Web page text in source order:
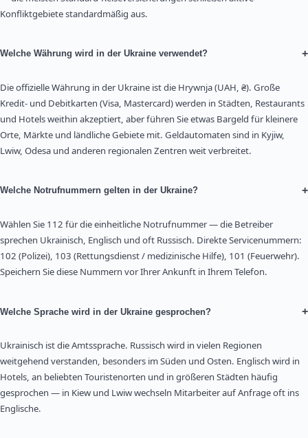
Konfliktgebiete standardmäßig aus.
Welche Währung wird in der Ukraine verwendet? +
Die offizielle Währung in der Ukraine ist die Hrywnja (UAH, ₴). Große
Kredit- und Debitkarten (Visa, Mastercard) werden in Städten, Restaurants
und Hotels weithin akzeptiert, aber führen Sie etwas Bargeld für kleinere
Orte, Märkte und ländliche Gebiete mit. Geldautomaten sind in Kyjiw,
Lwiw, Odesa und anderen regionalen Zentren weit verbreitet.
Welche Notrufnummern gelten in der Ukraine? +
Wählen Sie 112 für die einheitliche Notrufnummer — die Betreiber
sprechen Ukrainisch, Englisch und oft Russisch. Direkte Servicenummern:
102 (Polizei), 103 (Rettungsdienst / medizinische Hilfe), 101 (Feuerwehr).
Speichern Sie diese Nummern vor Ihrer Ankunft in Ihrem Telefon.
Welche Sprache wird in der Ukraine gesprochen? +
Ukrainisch ist die Amtssprache. Russisch wird in vielen Regionen
weitgehend verstanden, besonders im Süden und Osten. Englisch wird in
Hotels, an beliebten Touristenorten und in größeren Städten häufig
gesprochen — in Kiew und Lwiw wechseln Mitarbeiter auf Anfrage oft ins
Englische.